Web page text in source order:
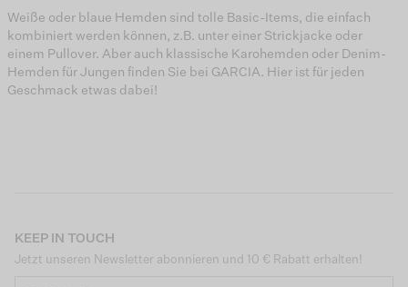
Weiße oder blaue Hemden sind tolle Basic-Items, die einfach
kombiniert werden können, z.B. unter einer Strickjacke oder
einem Pullover. Aber auch klassische Karohemden oder Denim-
Hemden für Jungen finden Sie bei GARCIA. Hier ist für jeden
Geschmack etwas dabei!
KEEP IN TOUCH
Jetzt unseren Newsletter abonnieren und 10 € Rabatt erhalten!